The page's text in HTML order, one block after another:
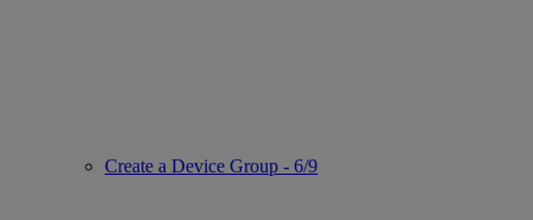
Create a Device Group - 6/9